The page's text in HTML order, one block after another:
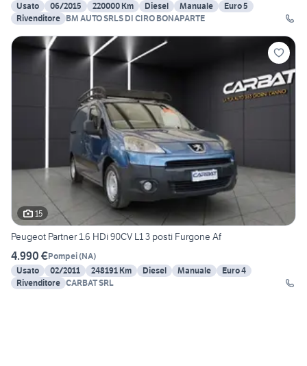
Usato
06/2015 220000 Km Diesel Manuale
Euro 5
Rivenditore BM AUTO SRLS DI CIRO BONAPARTE
15
Peugeot Partner 1.6 HDi 90CV L1 3 posti Furgone Af
4.990 €Pompei(NA)
Usato
02/2011 248191 Km Diesel Manuale
Euro 4
Rivenditore CARBAT SRL